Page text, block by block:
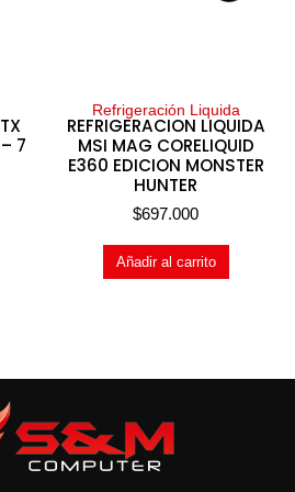
7
Refrigeración Liquida
REFRIGERACION LIQUIDA
MSI MAG CORELIQUID
E360 EDICION MONSTER
HUNTER
$697.000
Añadir al carrito